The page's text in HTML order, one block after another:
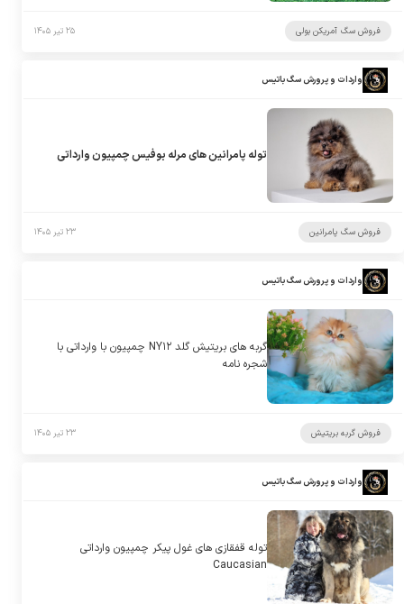
فروش سگ آمریکن بولی ۲۵ تیر ۱۴۰۵
واردات و پرورش سگ باتیس
توله پامرانین های مرله بوفیس چمپیون وارداتی
فروش سگ پامرانین ۲۳ تیر ۱۴۰۵
واردات و پرورش سگ باتیس
گربه های بریتیش گلد NY۱۲ چمپیون با وارداتی با
شجره نامه
فروش گربه بریتیش ۲۳ تیر ۱۴۰۵
واردات و پرورش سگ باتیس
توله قفقازی های غول پیکر چمپیون وارداتی
Caucasian